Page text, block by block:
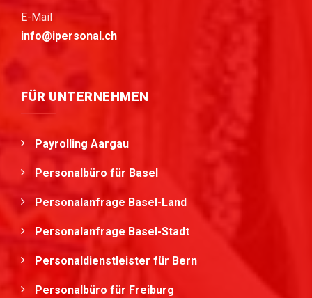
E-Mail
info@ipersonal.ch
FÜR UNTERNEHMEN
Payrolling Aargau
Personalbüro für Basel
Personalanfrage Basel-Land
Personalanfrage Basel-Stadt
Personaldienstleister für Bern
Personalbüro für Freiburg